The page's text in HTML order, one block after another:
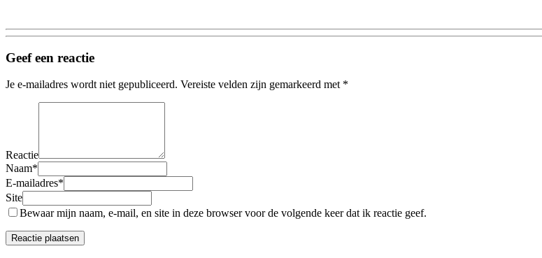
Geef een reactie
Je e-mailadres wordt niet gepubliceerd. Vereiste velden zijn gemarkeerd met *
Reactie
Naam*
E-mailadres*
Site
Bewaar mijn naam, e-mail, en site in deze browser voor de volgende keer dat ik reactie geef.